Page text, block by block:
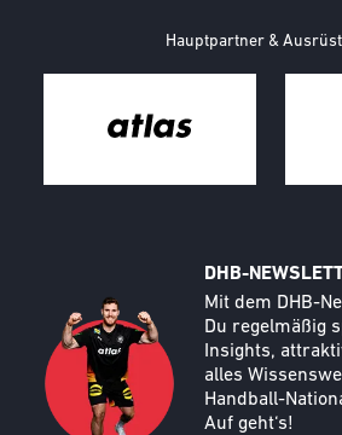
Hauptpartner &
DHB-
Text
Mit dem DHB-
Du regelmäßig
Insights,
alles
Handball-
Auf geht‘s!